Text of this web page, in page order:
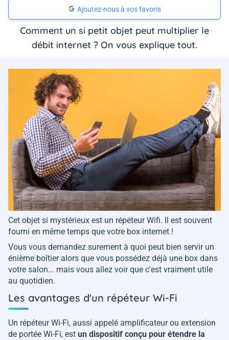
Ajoutez-nous à vos favoris
Comment un si petit objet peut multiplier le
débit internet ? On vous explique tout.
Cet objet si mystérieux est un répéteur Wifi. Il est souvent
fourni en même temps que votre box internet !
Vous vous demandez surement à quoi peut bien servir un
énième boîtier alors que vous possédez déjà une box dans
votre salon... mais vous allez voir que c'est vraiment utile
au quotidien.
Les avantages d'un répéteur Wi-Fi
Un répéteur Wi-Fi, aussi appelé amplificateur ou extension
de portée Wi-Fi, est un dispositif conçu pour étendre la